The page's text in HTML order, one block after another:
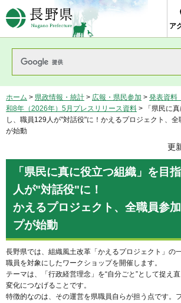
長野県Nagano Prefecture
ア
ホーム > 県政情報・統計 > 広報・県民参加 > 発表資料
和8年（2026年）5月プレスリリース資料 > 「県民に
し、職員129人が"対話役"に！かえるプロジェクト、
が始動
更
「県民に真に役立つ組織」を目
人が"対話役"に！
かえるプロジェクト、全職員参
プが始動
長野県では、組織風土改革「かえるプロジェクト」の
職員を対象にしたワークショップを開催します。
テーマは、「行政経営理念」を“自分ごと”として捉え
変化につなげることです。
特徴的なのは、その運営を県職員自らが担う点です。